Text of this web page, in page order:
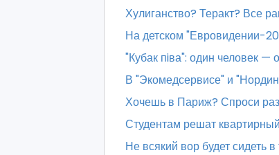
Хулиганство? Теракт? Все
На детском "Евровидении-
"Кубак пiва": один человек —
В "Экомедсервисе" и
Хочешь в Париж? Спроси
Студентам решат
Не всякий вор будет сидеть